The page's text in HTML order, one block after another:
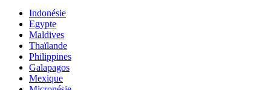
Indonésie
Egypte
Maldives
Thaïlande
Philippines
Galapagos
Mexique